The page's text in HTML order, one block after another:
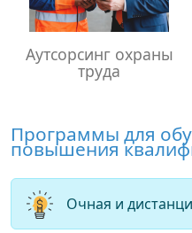
Аутсорсинг охраны
труда
Программы для
повышения
Очная и